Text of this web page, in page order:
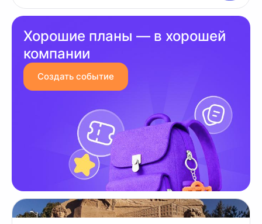
Хорошие планы — в хорошей
компании
Создать событие